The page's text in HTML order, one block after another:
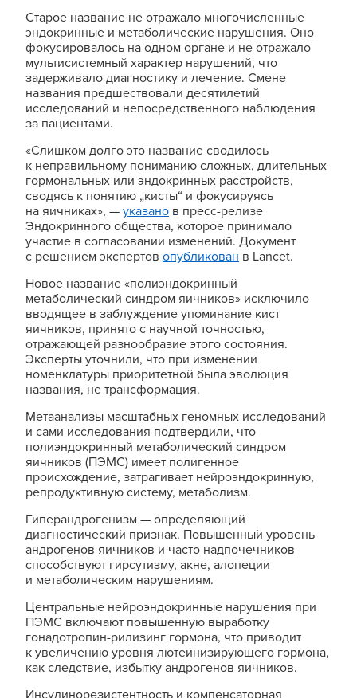
Старое название не отражало многочисленные
эндокринные и метаболические нарушения. Оно
фокусировалось на одном органе и не отражало
мультисистемный характер нарушений, что
задерживало диагностику и лечение. Смене
названия предшествовали десятилетий
исследований и непосредственного наблюдения
за пациентами.
«Слишком долго это название сводилось
к неправильному пониманию сложных, длительных
гормональных или эндокринных расстройств,
сводясь к понятию „кисты“ и фокусируясь
на яичниках», — указано в пресс-релизе
Эндокринного общества, которое принимало
участие в согласовании изменений. Документ
с решением экспертов опубликован в Lancet.
Новое название «полиэндокринный
метаболический синдром яичников» исключило
вводящее в заблуждение упоминание кист
яичников, принято с научной точностью,
отражающей разнообразие этого состояния.
Эксперты уточнили, что при изменении
номенклатуры приоритетной была эволюция
названия, не трансформация.
Метаанализы масштабных геномных исследований
и сами исследования подтвердили, что
полиэндокринный метаболический синдром
яичников (ПЭМС) имеет полигенное
происхождение, затрагивает нейроэндокринную,
репродуктивную систему, метаболизм.
Гиперандрогенизм — определяющий
диагностический признак. Повышенный уровень
андрогенов яичников и часто надпочечников
способствуют гирсутизму, акне, алопеции
и метаболическим нарушениям.
Центральные нейроэндокринные нарушения при
ПЭМС включают повышенную выработку
гонадотропин-рилизинг гормона, что приводит
к увеличению уровня лютеинизирующего гормона,
как следствие, избытку андрогенов яичников.